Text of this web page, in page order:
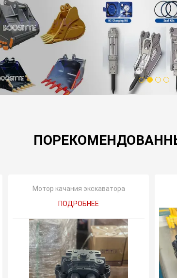
1 2 3 4
Мотор качания экскаватора
ПОДРОБНЕЕ